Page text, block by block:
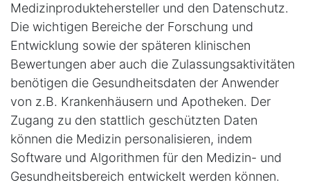
Medizinproduktehersteller und den Datenschutz.
Die wichtigen Bereiche der Forschung und
Entwicklung sowie der späteren klinischen
Bewertungen aber auch die Zulassungsaktivitäten
benötigen die Gesundheitsdaten der Anwender
von z.B. Krankenhäusern und Apotheken. Der
Zugang zu den stattlich geschützten Daten
können die Medizin personalisieren, indem
Software und Algorithmen für den Medizin- und
Gesundheitsbereich entwickelt werden können.